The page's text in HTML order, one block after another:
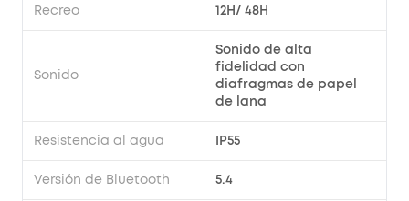
Recreo 12H/ 48H
Sonido
Sonido de alta
fidelidad con
diafragmas de papel
de lana
Resistencia al agua IP55
Versión de Bluetooth 5.4